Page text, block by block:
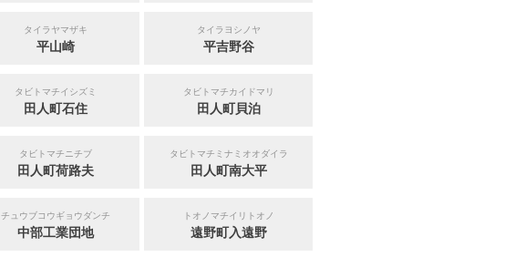
タイラヤマザキ
平山崎
タイラヨシノヤ
平吉野谷
タビトマチイシズミ
田人町石住
タビトマチカイドマリ
田人町貝泊
タビトマチニチブ
田人町荷路夫
タビトマチミナミオオダイラ
田人町南大平
チュウブコウギョウダンチ
中部工業団地
トオノマチイリトオノ
遠野町入遠野